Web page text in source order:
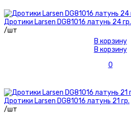
Дротики Larsen DG81016 латунь 24 гр.
/шт
В корзину
В корзину
0
Дротики Larsen DG81016 латунь 21 гр.
/шт